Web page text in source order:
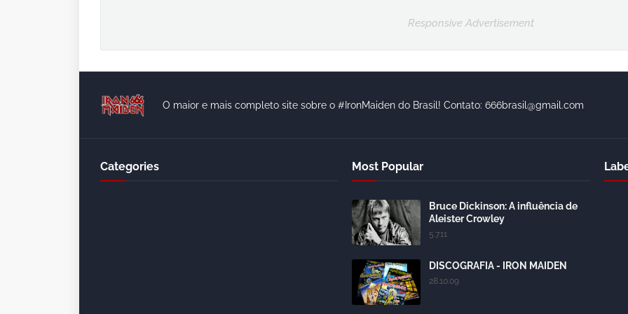
Responsive Advertisement
O maior e mais completo site sobre o #IronMaiden do Brasil! Contato: 666brasil@gmail.com
Categories Most Popular
Bruce Dickinson: A influência de
Aleister Crowley
5.7.11
DISCOGRAFIA - IRON MAIDEN
28.10.09